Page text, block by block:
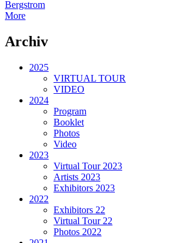
Bergstrom
More
Archiv
2025
VIRTUAL TOUR
VIDEO
2024
Program
Booklet
Photos
Video
2023
Virtual Tour 2023
Artists 2023
Exhibitors 2023
2022
Exhibitors 22
Virtual Tour 22
Photos 2022